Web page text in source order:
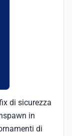
di sicurezza
in
di